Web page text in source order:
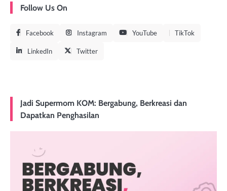
Follow Us On
Facebook Instagram YouTube TikTok
LinkedIn Twitter
Jadi Supermom KOM: Bergabung, Berkreasi dan
Dapatkan Penghasilan